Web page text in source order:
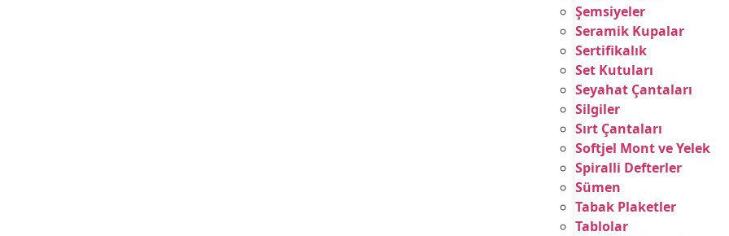
Şemsiyeler
Seramik Kupalar
Sertifikalık
Set Kutuları
Seyahat Çantaları
Silgiler
Sırt Çantaları
Softjel Mont ve Yelek
Spiralli Defterler
Sümen
Tabak Plaketler
Tablolar